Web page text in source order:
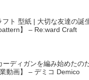
フト 型紙 | 大切な友達の
】 – Re:ward Craft
ーディガンを編み始めた
動画】 – デミコ Demico